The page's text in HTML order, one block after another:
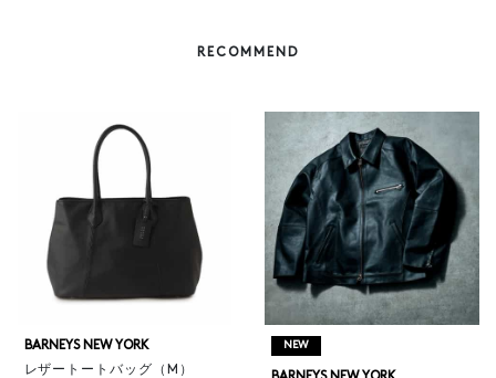
RECOMMEND
BARNEYS NEW YORK
レザートートバッグ（M）
NEW